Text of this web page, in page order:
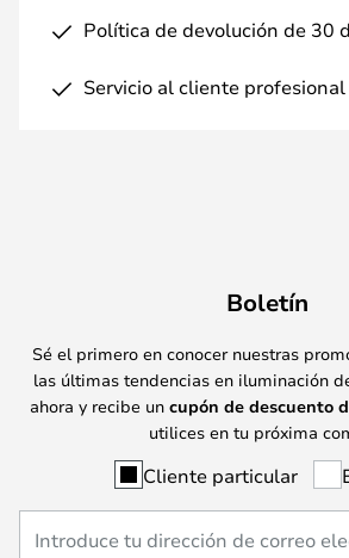
Política de devolución de 30
Servicio al cliente profesional
Boletín
Sé el primero en conocer nuestras
las últimas tendencias en iluminación
ahora y recibe un cupón de descuento
utilices en tu próxima
Cliente particular